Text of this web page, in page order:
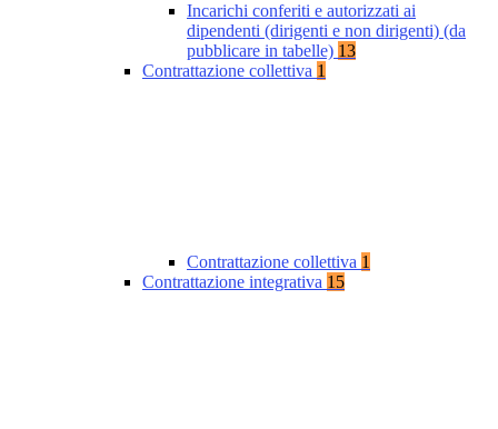
Incarichi conferiti e autorizzati ai
dipendenti (dirigenti e non dirigenti) (da
pubblicare in tabelle) 13
Contrattazione collettiva 1
Contrattazione collettiva 1
Contrattazione integrativa 15